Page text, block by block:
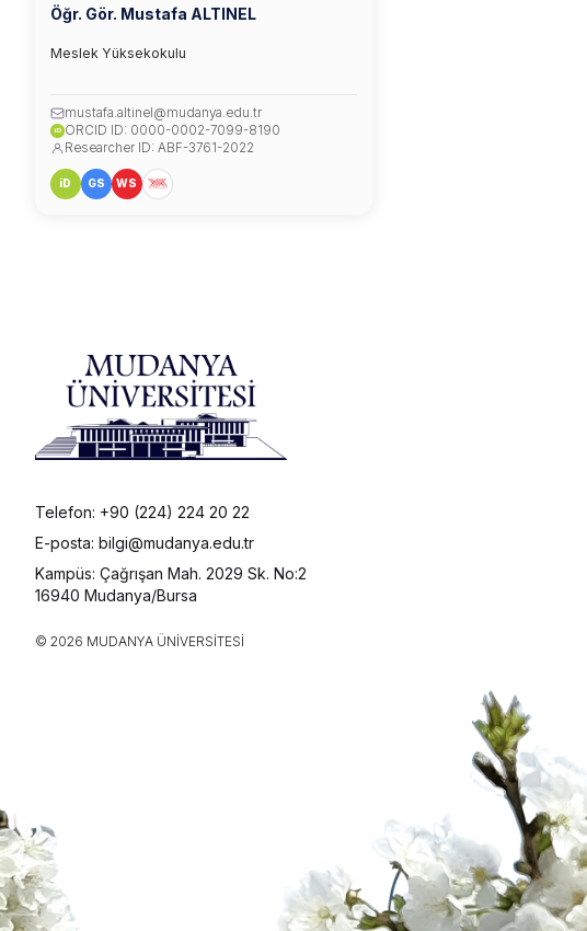
Öğr. Gör. Mustafa ALTINEL
Meslek Yüksekokulu
mustafa.altinel@mudanya.edu.tr
iD ORCID ID: 0000-0002-7099-8190
Researcher ID: ABF-3761-2022
iD GS WS
Telefon: +90 (224) 224 20 22
E-posta: bilgi@mudanya.edu.tr
Kampüs: Çağrışan Mah. 2029 Sk. No:2
16940 Mudanya/Bursa
© 2026 MUDANYA ÜNIVERSITESI